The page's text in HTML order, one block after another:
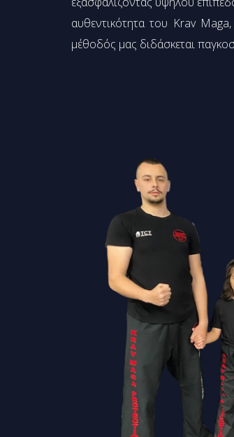
αυθεντικότητα του Krav
μέθοδός μας διδάσκεται